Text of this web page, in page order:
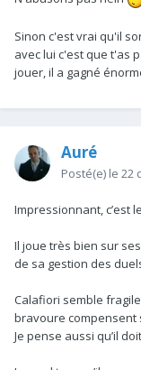
Sinon c'est vrai qu'il
avec lui c'est que t'as
jouer, il a gagné
Auré
Posté(e) le 22
Impressionnant, c’est
Il joue très bien sur
de sa gestion des
Calafiori semble
bravoure compensent
Je pense aussi qu’il